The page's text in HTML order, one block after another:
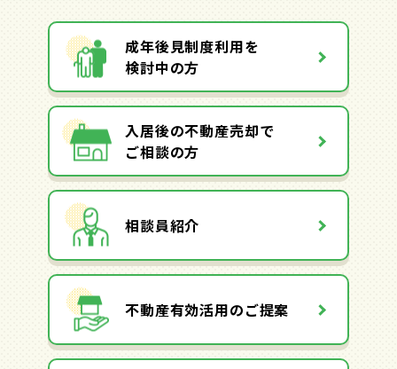
成年後見制度利用を
検討中の方
入居後の不動産売却で
ご相談の方
相談員紹介
不動産有効活用のご提案